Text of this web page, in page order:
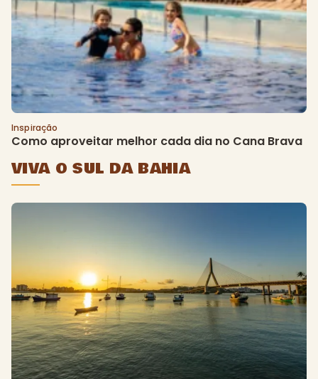
Inspiração
Como aproveitar melhor cada dia no Cana Brava
VIVA O SUL DA BAHIA